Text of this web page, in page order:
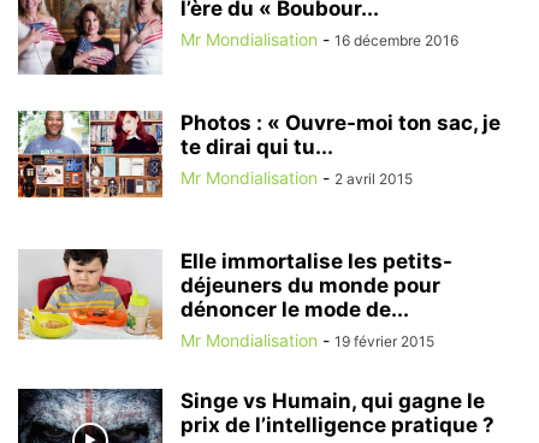
l’ère du « Boubour...
Mr Mondialisation - 16 décembre 2016
Photos : « Ouvre-moi ton sac, je
te dirai qui tu...
Mr Mondialisation - 2 avril 2015
Elle immortalise les petits-
déjeuners du monde pour
dénoncer le mode de...
Mr Mondialisation - 19 février 2015
Singe vs Humain, qui gagne le
prix de l’intelligence pratique ?